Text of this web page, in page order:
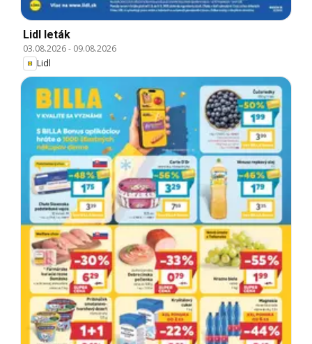
Lidl leták
03.08.2026- 09.08.2026
Lidl